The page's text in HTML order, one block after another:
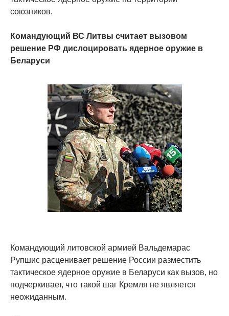
союзников.
Командующий ВС Литвы считает вызовом
решение РФ дислоцировать ядерное оружие в
Беларуси
Командующий литовской армией Вальдемарас
Рупшис расценивает решение России разместить
тактическое ядерное оружие в Беларуси как вызов, но
подчеркивает, что такой шаг Кремля не является
неожиданным.